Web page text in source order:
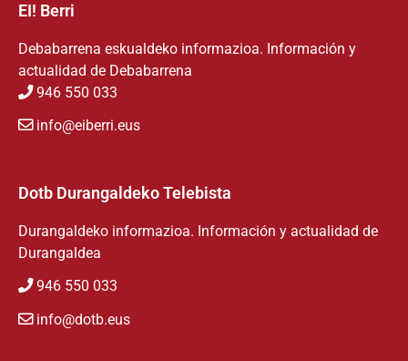
EI! Berri
Debabarrena eskualdeko informazioa. Información y
actualidad de Debabarrena
946 550 033
info@eiberri.eus
Dotb Durangaldeko Telebista
Durangaldeko informazioa. Información y actualidad de
Durangaldea
946 550 033
info@dotb.eus